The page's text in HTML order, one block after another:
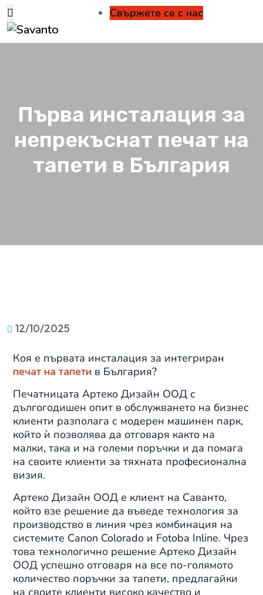
Свържете се с нас
Първа инсталация за
непрекъснат печат на
тапети в България
12/10/2025
Коя е първата инсталация за интегриран
печат на тапети в България?
Печатницата Артеко Дизайн ООД с
дългогодишен опит в обслужването на бизнес
клиенти разполага с модерен машинен парк,
който ѝ позволява да отговаря както на
малки, така и на големи поръчки и да помага
на своите клиенти за тяхната професионална
визия.
Артеко Дизайн ООД е клиент на Саванто,
който взе решение да въведе технология за
производство в линия чрез комбинация на
системите Canon Colorado и Fotoba Inline. Чрез
това технологично решение Артеко Дизайн
ООД успешно отговаря на все по-голямото
количество поръчки за тапети, предлагайки
на своите клиенти високо качество и